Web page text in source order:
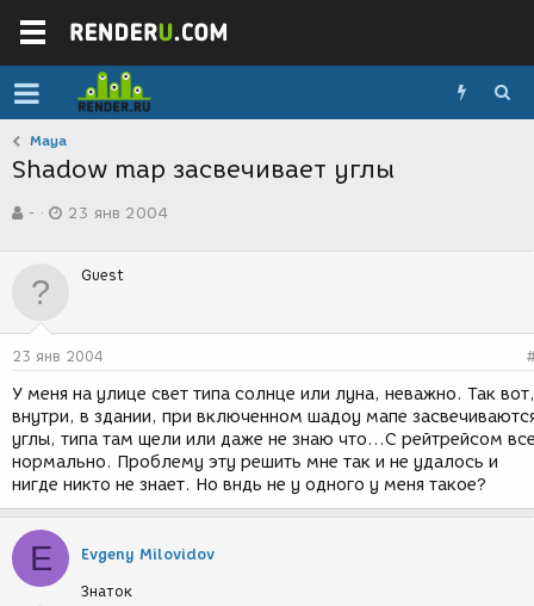
Maya
Shadow map засвечивает углы
в
р
м
-
а
д
н
и
я
23 янв 2004
Guest
23 янв 2004
У меня на улице свет типа солнце или луна, неважно. Так вот,
внутри, в здании, при включенном шадоу мапе
углы, типа там щели или даже не знаю что...С рейтрейсом
нормально. Проблему эту решить мне так и не удалось и
нигде никто не знает. Но вндь не у одного у меня такое?
E Evgeny Milovidov
Знаток